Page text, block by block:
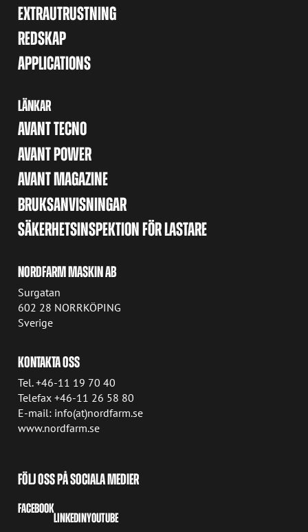
EXTRAUTRUSTNING
REDSKAP
APPLICATIONS
LÄNKAR
AVANT TECNO
AVANT POWER
AVANT MAGAZINE
BRUKSANVISNINGAR
SÄKERHETSINSPEKTION FÖR LASTARE
NORDFARM MASKIN AB
Surgatan
602 28 NORRKÖPING
Sverige
KONTAKTA OSS
Tel. +46-11 19 70 40
Telefax +46-11 26 58 80
E-mail: info(at)nordfarm.se
www.nordfarm.se
FÖLJ OSS PÅ SOCIALA MEDIER
FACEBOOK
LINKEDINYOUTUBE